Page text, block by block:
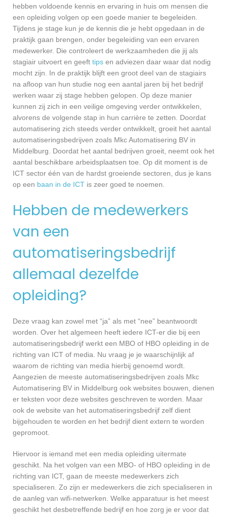
hebben voldoende kennis en ervaring in huis om mensen die
een opleiding volgen op een goede manier te begeleiden.
Tijdens je stage kun je de kennis die je hebt opgedaan in de
praktijk gaan brengen, onder begeleiding van een ervaren
medewerker. Die controleert de werkzaamheden die jij als
stagiair uitvoert en geeft tips en adviezen daar waar dat nodig
mocht zijn. In de praktijk blijft een groot deel van de stagiairs
na afloop van hun studie nog een aantal jaren bij het bedrijf
werken waar zij stage hebben gelopen. Op deze manier
kunnen zij zich in een veilige omgeving verder ontwikkelen,
alvorens de volgende stap in hun carrière te zetten. Doordat
automatisering zich steeds verder ontwikkelt, groeit het aantal
automatiseringsbedrijven zoals Mkc Automatisering BV in
Middelburg. Doordat het aantal bedrijven groeit, neemt ook het
aantal beschikbare arbeidsplaatsen toe. Op dit moment is de
ICT sector één van de hardst groeiende sectoren, dus je kans
op een baan in de ICT is zeer goed te noemen.
Hebben de medewerkers
van een
automatiseringsbedrijf
allemaal dezelfde
opleiding?
Deze vraag kan zowel met “ja” als met “nee” beantwoordt
worden. Over het algemeen heeft iedere ICT-er die bij een
automatiseringsbedrijf werkt een MBO of HBO opleiding in de
richting van ICT of media. Nu vraag je je waarschijnlijk af
waarom de richting van media hierbij genoemd wordt.
Aangezien de meeste automatiseringsbedrijven zoals Mkc
Automatisering BV in Middelburg ook websites bouwen, dienen
er teksten voor deze websites geschreven te worden. Maar
ook de website van het automatiseringsbedrijf zelf dient
bijgehouden te worden en het bedrijf dient extern te worden
gepromoot.
Hiervoor is iemand met een media opleiding uitermate
geschikt. Na het volgen van een MBO- of HBO opleiding in de
richting van ICT, gaan de meeste medewerkers zich
specialiseren. Zo zijn er medewerkers die zich specialiseren in
de aanleg van wifi-netwerken. Welke apparatuur is het meest
geschikt het desbetreffende bedrijf en hoe zorg je er voor dat